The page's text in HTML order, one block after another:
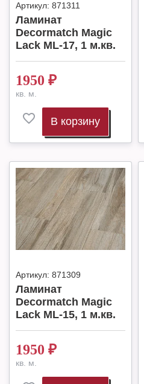
Артикул: 871311
Ламинат
Decormatch Magic
Lack ML-17, 1 м.кв.
1950 ₽
кв. м.
В корзину
Артикул: 871309
Ламинат
Decormatch Magic
Lack ML-15, 1 м.кв.
1950 ₽
кв. м.